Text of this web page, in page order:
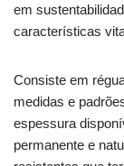
em
características
Consiste em
medidas e
espessura
permanente e